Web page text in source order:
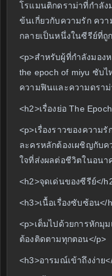
โรแมนติกดราม่าที่กำลัง
ข้นเกี่ยวกับความรัก คว
กลายเป็นหนึ่งในซีรีย์ที่ถู
<p>สำหรับผู้ที่กำลังมอง
the epoch of miyu ซับไ
ความฟินและความดราม่
<h2>เรื่องย่อ The
<p>เรื่องราวของความ
ละครหลักต้องเผชิญกับค
ใจที่ส่งผลต่อชีวิตในอนา
<h2>จุดเด่นของซีรีย์</
<h3>เนื้อเรื่องซับซ้อน</
<p>เต็มไปด้วยการหัก
ต้องติดตามทุกตอน</p>
<h3>อารมณ์เข้าถึงง่าย